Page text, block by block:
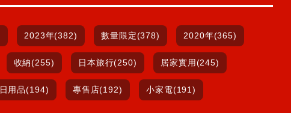
2023年(382) 數量限定(378) 2020年(365)
收納(255) 日本旅行(250) 居家實用(245)
日用品(194) 專售店(192) 小家電(191)